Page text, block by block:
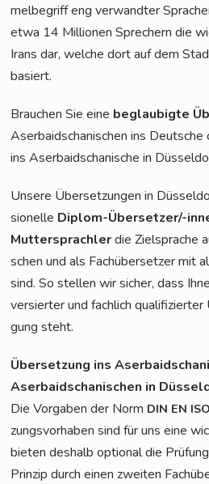
mel­be­griff eng ver­wand­ter
etwa 14 Mil­lio­nen Spre­chern die
Irans dar, wel­che dort auf dem
basiert.
Brau­chen Sie eine beglau­big­te
Aser­bai­dscha­ni­schen ins
ins Aser­bai­dscha­ni­sche in
Unse­re Über­set­zun­gen in
sio­nel­le Diplom-Über­set­zer/-
Mut­ter­sprach­lerdie Ziel­spra­che
schen und als Fach­über­set­zer mit
sind. So stel­len wir sicher, dass
ver­sier­ter und fach­lich
gung steht.
Über­set­zung ins
Aser­bai­dscha­ni­schen in
Die Vor­ga­ben der Norm DIN EN ISO
zungs­vor­ha­ben sind für uns eine
bie­ten des­halb optio­nal die
Prin­zip durch einen zwei­ten